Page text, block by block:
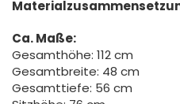
Ca. Maße:
Gesamthöhe: 112 cm
Gesamtbreite: 48 cm
Gesamttiefe: 56 cm